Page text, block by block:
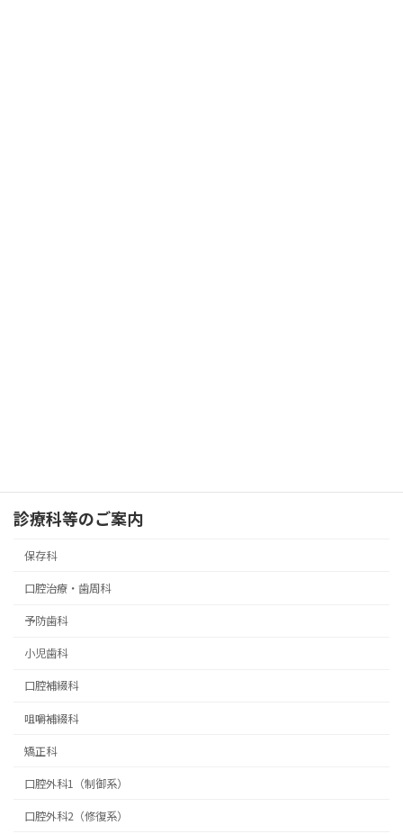
診療科等のご案内
保存科
口腔治療・歯周科
予防歯科
小児歯科
口腔補綴科
咀嚼補綴科
矯正科
口腔外科1（制御系）
口腔外科2（修復系）